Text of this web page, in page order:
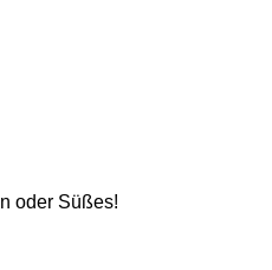
oder Süßes!